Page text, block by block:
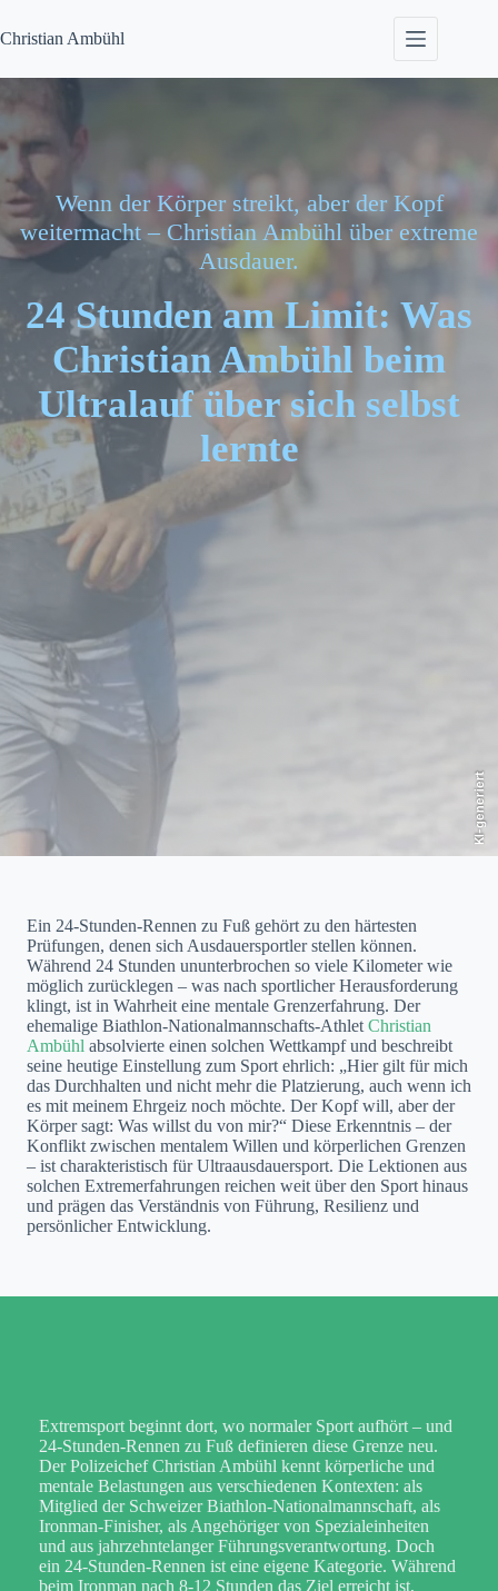
Inhalt
springen
Christian Ambühl
Wenn der Körper streikt, aber der Kopf
weitermacht – Christian Ambühl über extreme
Ausdauer.
24 Stunden am Limit: Was
Christian Ambühl beim
Ultralauf über sich selbst
lernte
KI-generiert
Ein 24-Stunden-Rennen zu Fuß gehört zu den härtesten
Prüfungen, denen sich Ausdauersportler stellen können.
Während 24 Stunden ununterbrochen so viele Kilometer wie
möglich zurücklegen – was nach sportlicher Herausforderung
klingt, ist in Wahrheit eine mentale Grenzerfahrung. Der
ehemalige Biathlon-Nationalmannschafts-Athlet Christian
Ambühl absolvierte einen solchen Wettkampf und beschreibt
seine heutige Einstellung zum Sport ehrlich: „Hier gilt für mich
das Durchhalten und nicht mehr die Platzierung, auch wenn ich
es mit meinem Ehrgeiz noch möchte. Der Kopf will, aber der
Körper sagt: Was willst du von mir?“ Diese Erkenntnis – der
Konflikt zwischen mentalem Willen und körperlichen Grenzen
– ist charakteristisch für Ultraausdauersport. Die Lektionen aus
solchen Extremerfahrungen reichen weit über den Sport hinaus
und prägen das Verständnis von Führung, Resilienz und
persönlicher Entwicklung.
Extremsport beginnt dort, wo normaler Sport aufhört – und
24-Stunden-Rennen zu Fuß definieren diese Grenze neu.
Der Polizeichef Christian Ambühl kennt körperliche und
mentale Belastungen aus verschiedenen Kontexten: als
Mitglied der Schweizer Biathlon-Nationalmannschaft, als
Ironman-Finisher, als Angehöriger von Spezialeinheiten
und aus jahrzehntelanger Führungsverantwortung. Doch
ein 24-Stunden-Rennen ist eine eigene Kategorie. Während
beim Ironman nach 8-12 Stunden das Ziel erreicht ist,